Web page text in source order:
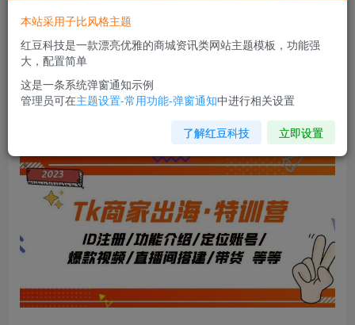
您当前未登录！建议登陆后购买，可保存购买订单
Tk商家出海·特训营：ID注册/功能介绍/定位账号/爆款视频/直
本站采用子比风格主题
红豆科技是一款漂亮优雅的商城资讯类网站主题模板，功能强
大，配置简单
这是一条系统弹窗通知示例
管理员可在主题设置-常用功能-弹窗通知中进行相关设置
了解红豆科技 立即设置